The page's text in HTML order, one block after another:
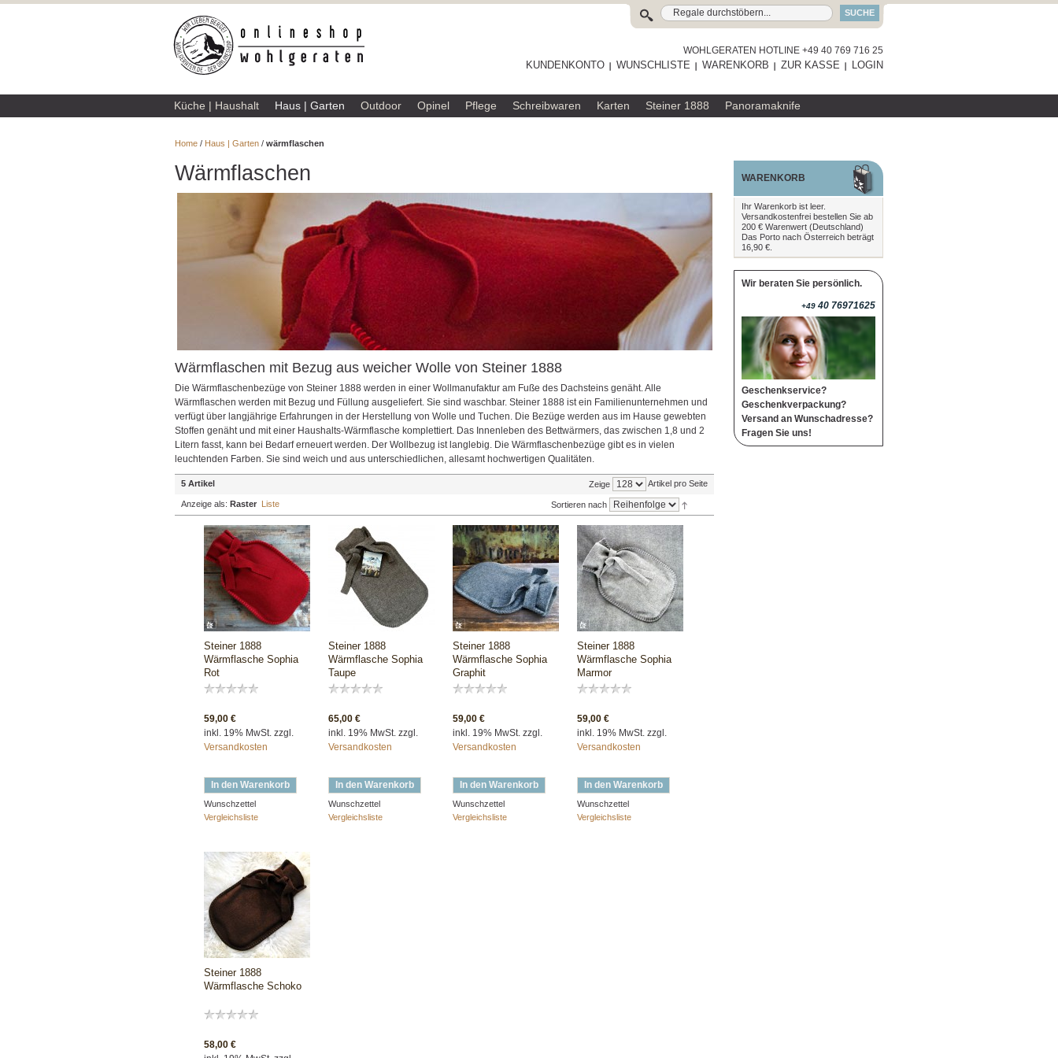
SUCHE
WOHLGERATEN HOTLINE +49 40 769 716 25
KUNDENKONTO WUNSCHLISTE WARENKORB ZUR KASSE LOGIN
Küche | Haushalt Haus | Garten Outdoor Opinel Pflege Schreibwaren Karten Steiner 1888 Panoramaknife
Home / Haus | Garten / wärmflaschen
Wärmflaschen
Wärmflaschen mit Bezug aus weicher Wolle von Steiner 1888
Die Wärmflaschenbezüge von Steiner 1888 werden in einer Wollmanufaktur am Fuße des Dachsteins genäht. Alle
Wärmflaschen werden mit Bezug und Füllung ausgeliefert. Sie sind waschbar. Steiner 1888 ist ein Familienunternehmen und
verfügt über langjährige Erfahrungen in der Herstellung von Wolle und Tuchen. Die Bezüge werden aus im Hause gewebten
Stoffen genäht und mit einer Haushalts-Wärmflasche komplettiert. Das Innenleben des Bettwärmers, das zwischen 1,8 und 2
Litern fasst, kann bei Bedarf erneuert werden. Der Wollbezug ist langlebig. Die Wärmflaschenbezüge gibt es in vielen
leuchtenden Farben. Sie sind weich und aus unterschiedlichen, allesamt hochwertigen Qualitäten.
5 Artikel Zeige Artikel pro Seite
Anzeige als: Raster Liste Sortieren nach
Steiner 1888
Wärmflasche Sophia
Rot
59,00 €
inkl. 19% MwSt. zzgl.
Versandkosten
In den Warenkorb
Wunschzettel
Vergleichsliste
Steiner 1888
Wärmflasche Sophia
Taupe
65,00 €
inkl. 19% MwSt. zzgl.
Versandkosten
In den Warenkorb
Wunschzettel
Vergleichsliste
Steiner 1888
Wärmflasche Sophia
Graphit
59,00 €
inkl. 19% MwSt. zzgl.
Versandkosten
In den Warenkorb
Wunschzettel
Vergleichsliste
Steiner 1888
Wärmflasche Sophia
Marmor
59,00 €
inkl. 19% MwSt. zzgl.
Versandkosten
In den Warenkorb
Wunschzettel
Vergleichsliste
Steiner 1888
Wärmflasche Schoko
58,00 €
WARENKORB
Ihr Warenkorb ist leer.
Versandkostenfrei bestellen Sie ab
200 € Warenwert (Deutschland)
Das Porto nach Österreich beträgt
16,90 €.
Wir beraten Sie persönlich.
+49 40 76971625
Geschenkservice?
Geschenkverpackung?
Versand an Wunschadresse?
Fragen Sie uns!